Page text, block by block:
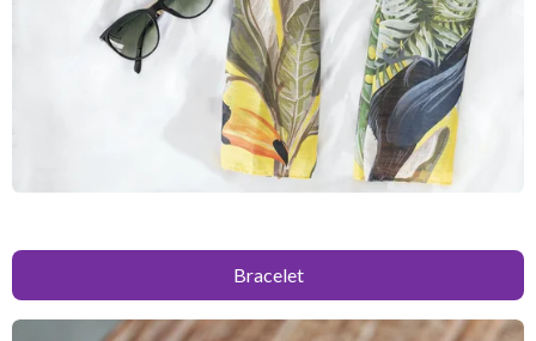
Bracelet